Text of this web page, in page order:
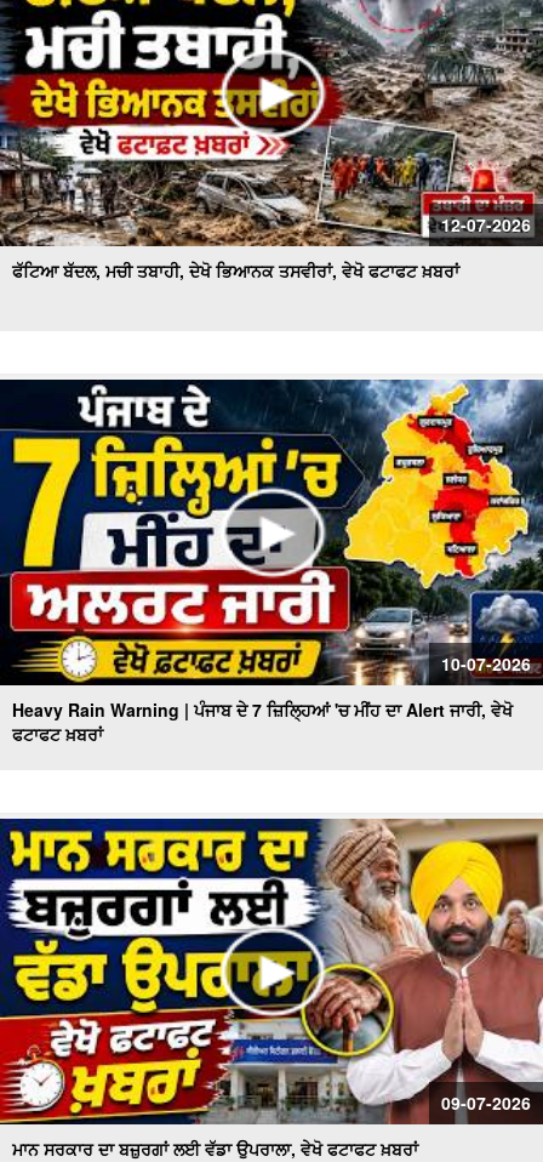
12-07-2026
ਫੱਟਿਆ ਬੱਦਲ, ਮਚੀ ਤਬਾਹੀ, ਦੇਖੋ ਭਿਆਨਕ ਤਸਵੀਰਾਂ, ਵੇਖੋ ਫਟਾਫਟ ਖ਼ਬਰਾਂ
10-07-2026
Heavy Rain Warning | ਪੰਜਾਬ ਦੇ 7 ਜ਼ਿਲ੍ਹਿਆਂ 'ਚ ਮੀਂਹ ਦਾ Alert ਜਾਰੀ, ਵੇਖੋ
ਫਟਾਫਟ ਖ਼ਬਰਾਂ
09-07-2026
ਮਾਨ ਸਰਕਾਰ ਦਾ ਬਜ਼ੁਰਗਾਂ ਲਈ ਵੱਡਾ ਉਪਰਾਲਾ, ਵੇਖੋ ਫਟਾਫਟ ਖ਼ਬਰਾਂ